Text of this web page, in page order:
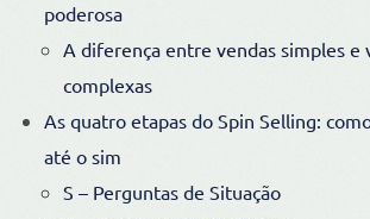
poderosa
A diferença entre vendas simples e
complexas
As quatro etapas do Spin Selling:
até o sim
S – Perguntas de Situação